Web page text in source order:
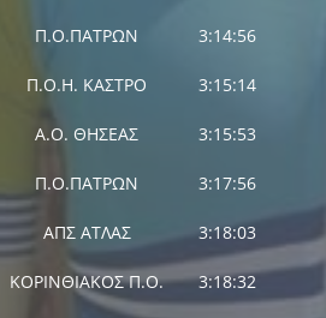
Π.Ο.ΠΑΤΡΩΝ 3:14:56
Π.Ο.Η. ΚΑΣΤΡΟ 3:15:14
Α.Ο. ΘΗΣΕΑΣ 3:15:53
Π.Ο.ΠΑΤΡΩΝ 3:17:56
ΑΠΣ ΑΤΛΑΣ 3:18:03
ΚΟΡΙΝΘΙΑΚΟΣ Π.Ο. 3:18:32